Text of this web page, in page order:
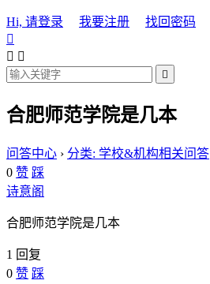
Hi, 请登录 我要注册
找回密码

 

合肥师范学院是几本
问答中心 › 分类: 学校&机构相关问答
0 赞 踩
诗意阁
合肥师范学院是几本
1 回复
0 赞 踩